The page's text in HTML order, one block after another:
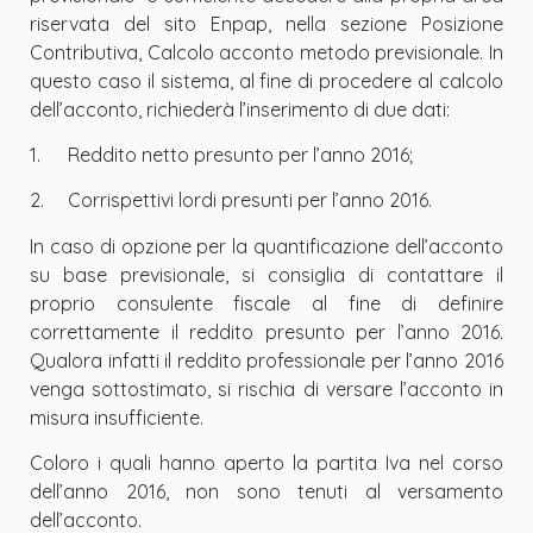
riservata del sito Enpap, nella sezione Posizione
Contributiva, Calcolo acconto metodo previsionale. In
questo caso il sistema, al fine di procedere al calcolo
dell’acconto, richiederà l’inserimento di due dati:
1.
Reddito netto presunto per l’anno 2016;
2.
Corrispettivi lordi presunti per l’anno 2016.
In caso di opzione per la quantificazione dell’acconto
su base previsionale, si consiglia di contattare il
proprio consulente fiscale al fine di definire
correttamente il reddito presunto per l’anno 2016.
Qualora infatti il reddito professionale per l’anno 2016
venga sottostimato, si rischia di versare l’acconto in
misura insufficiente.
Coloro i quali hanno aperto la partita Iva nel corso
dell’anno 2016, non sono tenuti al versamento
dell’acconto.